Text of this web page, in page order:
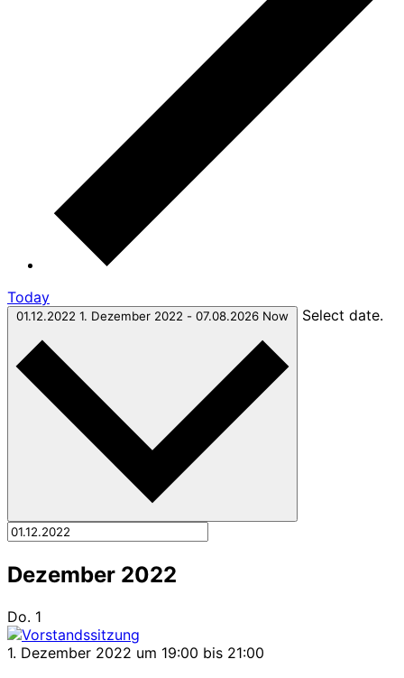
Today
01.12.2022 1. Dezember 2022 - 07.08.2026 Now Select date.
Dezember 2022
Do. 1
1. Dezember 2022 um 19:00 bis 21:00